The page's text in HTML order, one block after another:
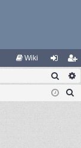
Wiki
og
ga
li
m
Sök